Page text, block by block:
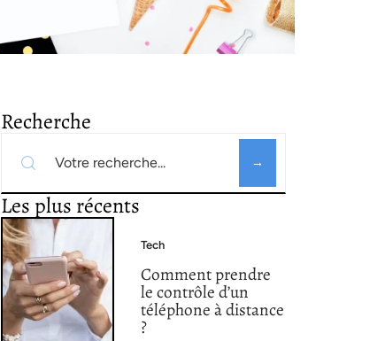
Recherche
Les plus récents
Tech
Comment prendre
le contrôle d’un
téléphone à distance
?